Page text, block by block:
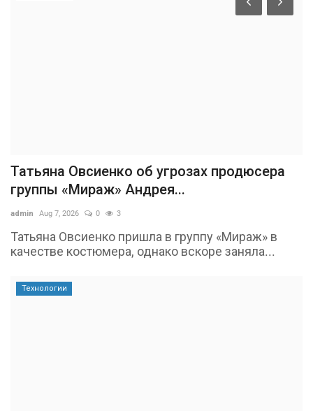
Татьяна Овсиенко об угрозах продюсера
группы «Мираж» Андрея...
admin Aug 7, 2026 0 3
Татьяна Овсиенко пришла в группу «Мираж» в
качестве костюмера, однако вскоре заняла...
Технологии